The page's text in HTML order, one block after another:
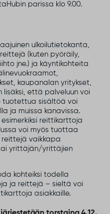
parissa klo 9.00.
ulkoilutietokanta,
(kuten pyöräily,
jne.) ja käyntikohteita
kaupanalan yritykset,
lisäksi, että palveluun voi
tuotettua sisältöä voi
ja muissa kanavissa.
reittikarttoja
voi myös tuottaa
vaikkapa
yrittäjän/yrittäjien
kohteiksi todella
ja reittejä – sieltä voi
asiakkaille.